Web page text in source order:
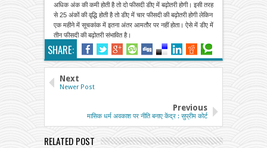
अधिक अंक की कमी होती है तो दो फीसदी डीए में बढ़ोतरी होगी। इसी तरह
से 25 अंकों की वृद्धि होती है तो डीए में चार फीसदी की बढ़ोतरी होगी लेकिन
एक महीने में सूचकांक में इतना अंतर आमतौर पर नहीं होता। ऐसे में डीए में
तीन फीसदी की बढ़ोतरी संभावित है।
SHARE:
Next
Newer Post
Previous
मासिक धर्म अवकाश पर नीति बनाए केंद्र : सुप्रीम कोर्ट
RELATED POST